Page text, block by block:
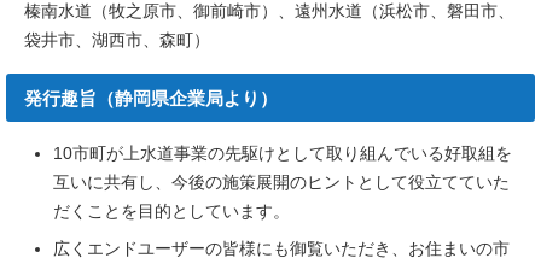
榛南水道（牧之原市、御前崎市）、遠州水道（浜松市、磐田市、
袋井市、湖西市、森町）
発行趣旨（静岡県企業局より）
10市町が上水道事業の先駆けとして取り組んでいる好取組を
互いに共有し、今後の施策展開のヒントとして役立てていた
だくことを目的としています。
広くエンドユーザーの皆様にも御覧いただき、お住まいの市